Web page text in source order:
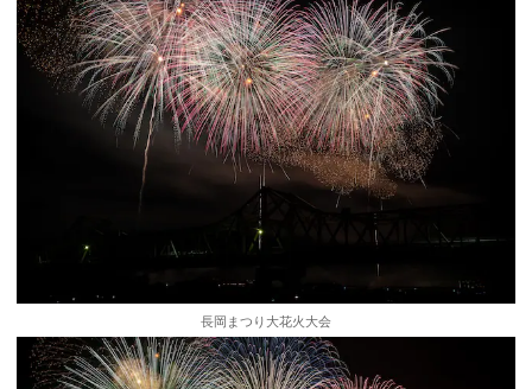
長岡まつり大花火大会